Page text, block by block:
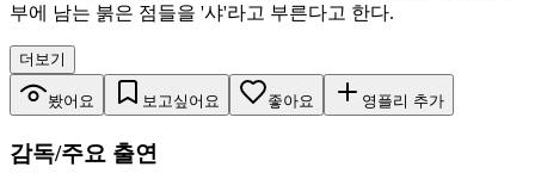
부에 남는 붉은 점들을 '샤'라고 부른다고 한다.
더보기
봤어요 보고싶어요 좋아요 영플리 추가
감독/주요 출연